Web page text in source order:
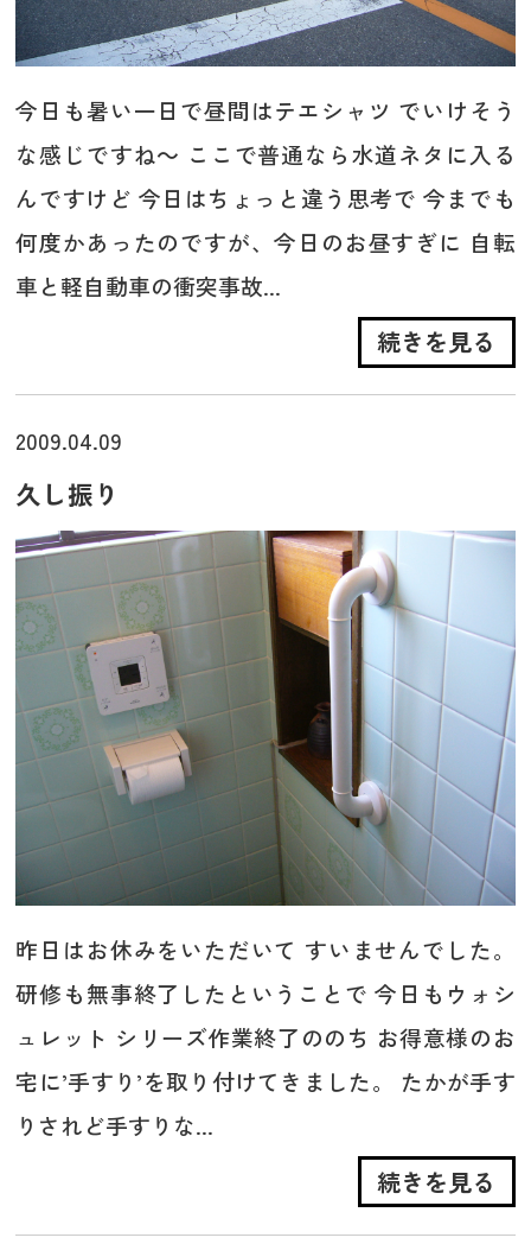
今日も暑い一日で昼間はテエシャツ でいけそう
な感じですね～ ここで普通なら水道ネタに入る
んですけど 今日はちょっと違う思考で 今までも
何度かあったのですが、今日のお昼すぎに 自転
車と軽自動車の衝突事故...
続きを見る
2009.04.09
久し振り
昨日はお休みをいただいて すいませんでした。
研修も無事終了したということで 今日もウォシ
ュレット シリーズ作業終了ののち お得意様のお
宅に’手すり’を取り付けてきました。 たかが手す
りされど手すりな...
続きを見る